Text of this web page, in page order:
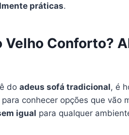
práticas.
Velho Conforto?
do adeus sofá tradicional, é
conhecer opções que vão
igual para qualquer